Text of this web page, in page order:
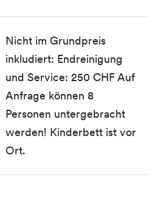
Nicht im Grundpreis
inkludiert: Endreinigung
und Service: 250 CHF Auf
Anfrage können 8
Personen untergebracht
werden! Kinderbett ist vor
Ort.